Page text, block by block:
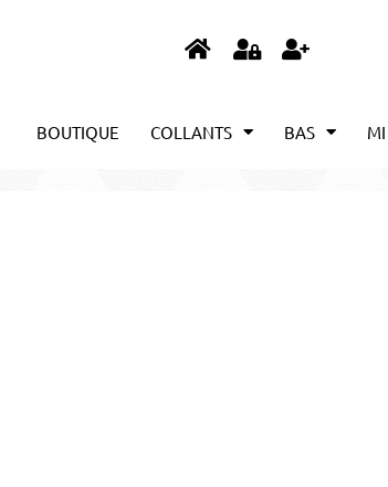
BOUTIQUE COLLANTS BAS MI